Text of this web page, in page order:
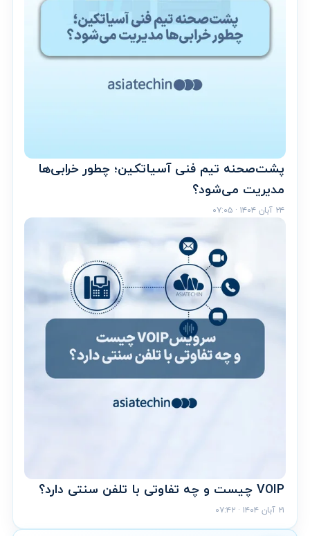
پشت‌صحنه تیم فنی آسیاتکین؛ چطور خرابی‌ها
مدیریت می‌شود؟
۲۴ آبان ۱۴۰۴ · ۰۷:۰۵
VOIP چیست و چه تفاوتی با تلفن سنتی دارد؟
۲۱ آبان ۱۴۰۴ · ۰۷:۴۲